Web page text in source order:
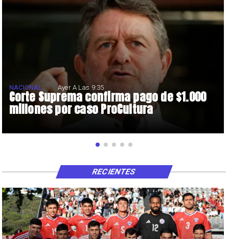
Corte Suprema confirma pago de $1.000
millones por caso ProCultura
NACIONAL Ayer A Las 9:35
RECIENTES